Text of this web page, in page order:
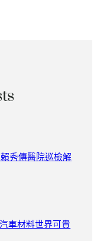
秀傳醫院巡檢解
車材料世界可貴